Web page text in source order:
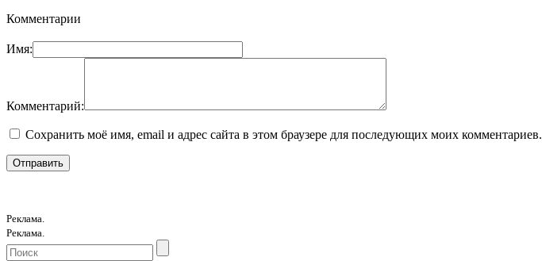
Комментарии
Имя:
Комментарий:
Сохранить моё имя, email и адрес сайта в этом браузере для последующих моих комментариев.
Реклама.
Реклама.